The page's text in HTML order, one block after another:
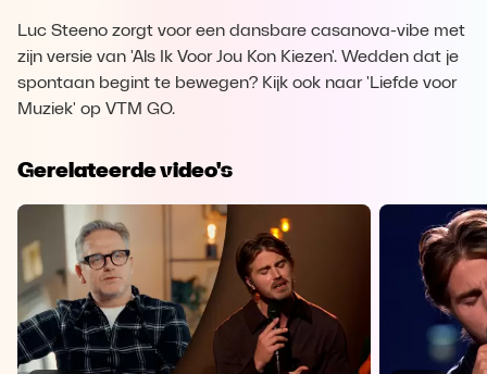
Luc Steeno zorgt voor een dansbare casanova-vibe met
zijn versie van 'Als Ik Voor Jou Kon Kiezen'. Wedden dat je
spontaan begint te bewegen? Kijk ook naar 'Liefde voor
Muziek' op VTM GO.
Gerelateerde video's